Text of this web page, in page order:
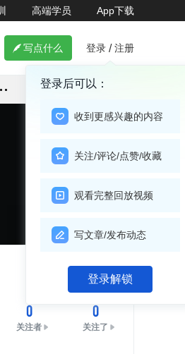
高端学员 App下载
 写点什么 登录 / 注册
登录后可以：
收到更感兴趣的内容
关注/评论/点赞/收藏
观看完整回放视频
写文章/发布动态
登录解锁
关注
0
关注者
0
关注了